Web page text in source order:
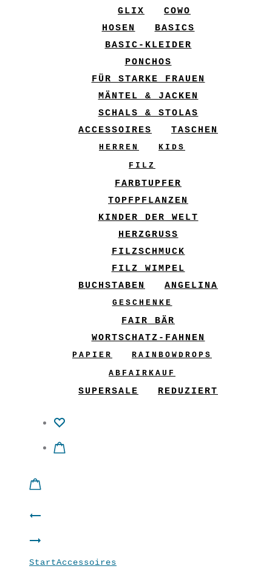
GLIX
COWO
HOSEN
BASICS
BASIC-KLEIDER
PONCHOS
FÜR STARKE FRAUEN
MÄNTEL & JACKEN
SCHALS & STOLAS
ACCESSOIRES
TASCHEN
HERREN
KIDS
FILZ
FARBTUPFER
TOPFPFLANZEN
KINDER DER WELT
HERZGRUSS
FILZSCHMUCK
FILZ WIMPEL
BUCHSTABEN
ANGELINA
GESCHENKE
FAIR BÄR
WORTSCHATZ-FAHNEN
PAPIER
RAINBOWDROPS
ABFAIRKAUF
SUPERSALE REDUZIERT
Product
navigation
Magenta
Männer
Shirt
StartAccessoires